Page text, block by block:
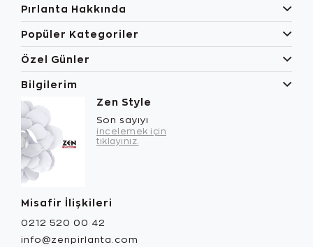
Pırlanta Hakkında
Popüler Kategoriler
Özel Günler
Bilgilerim
Zen Style
Son sayıyı
incelemek için
tıklayınız.
Misafir İlişkileri
0212 520 00 42
info@zenpirlanta.com